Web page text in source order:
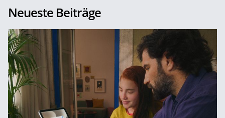
Neueste Beiträge